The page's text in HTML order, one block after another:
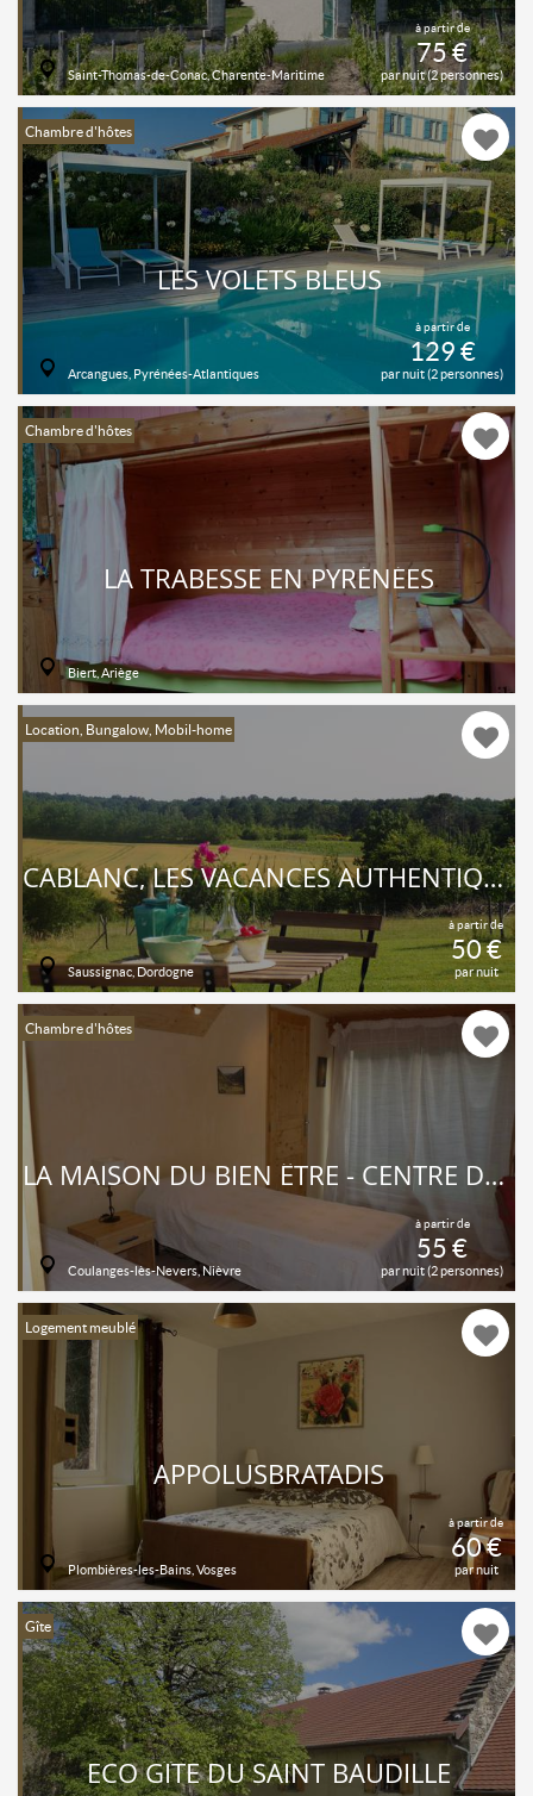
à partir de
75 €
par nuit (2 personnes)
Saint-Thomas-de-Conac, Charente-Maritime
Chambre d'hôtes
à partir de
129 €
par nuit (2 personnes)
LES VOLETS BLEUS
Arcangues, Pyrénées-Atlantiques
Chambre d'hôtes
LA TRABESSE EN PYRÉNÉES
Biert, Ariège
Location, Bungalow, Mobil-home
à partir de
50 €
par nuit
CABLANC, LES VACANCES AUTHENTIQUES
Saussignac, Dordogne
Chambre d'hôtes
à partir de
55 €
par nuit (2 personnes)
LA MAISON DU BIEN ÊTRE - CENTRE DE YOGA ET AYURVÉDA
Coulanges-lès-Nevers, Nièvre
Logement meublé
à partir de
60 €
par nuit
APPOLUSBRATADIS
Plombières-les-Bains, Vosges
Gîte
ECO GÎTE DU SAINT BAUDILLE